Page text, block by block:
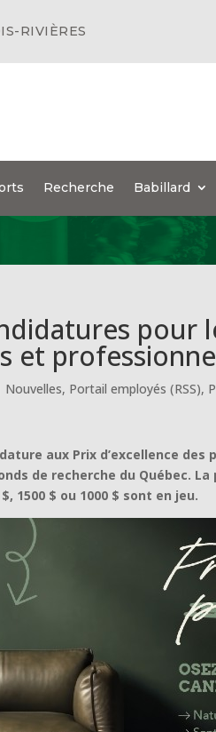
RIVIÈRES
Recherche Babillard
pour
et
Nouvelles, Portail employés (RSS),
aux Prix d’excellence
de recherche du Québec.
1500 $ ou 1000 $ sont en jeu.